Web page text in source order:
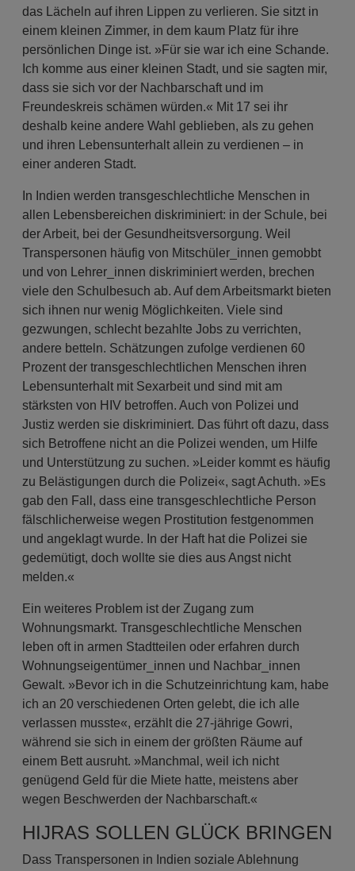
das Lächeln auf ihren Lippen zu verlieren. Sie sitzt in
einem kleinen Zimmer, in dem kaum Platz für ihre
persönlichen Dinge ist. »Für sie war ich eine Schande.
Ich komme aus einer kleinen Stadt, und sie sagten mir,
dass sie sich vor der Nachbarschaft und im
Freundeskreis schämen würden.« Mit 17 sei ihr
deshalb keine andere Wahl geblieben, als zu gehen
und ihren Lebensunterhalt allein zu verdienen – in
einer anderen Stadt.
In Indien werden transgeschlechtliche Menschen in
allen Lebensbereichen diskriminiert: in der Schule, bei
der Arbeit, bei der Gesundheitsversorgung. Weil
Transpersonen häufig von Mitschüler_innen gemobbt
und von Lehrer_innen diskriminiert werden, brechen
viele den Schulbesuch ab. Auf dem Arbeitsmarkt bieten
sich ihnen nur wenig Möglichkeiten. Viele sind
gezwungen, schlecht bezahlte Jobs zu verrichten,
andere betteln. Schätzungen zufolge verdienen 60
Prozent der transgeschlechtlichen Menschen ihren
Lebensunterhalt mit Sexarbeit und sind mit am
stärksten von HIV betroffen. Auch von Polizei und
Justiz werden sie diskriminiert. Das führt oft dazu, dass
sich Betroffene nicht an die Polizei wenden, um Hilfe
und Unterstützung zu suchen. »Leider kommt es häufig
zu Belästigungen durch die Polizei«, sagt Achuth. »Es
gab den Fall, dass eine transgeschlechtliche Person
fälschlicherweise wegen Prostitution festgenommen
und angeklagt wurde. In der Haft hat die Polizei sie
gedemütigt, doch wollte sie dies aus Angst nicht
melden.«
Ein weiteres Problem ist der Zugang zum
Wohnungsmarkt. Transgeschlechtliche Menschen
leben oft in armen Stadtteilen oder erfahren durch
Wohnungseigentümer_innen und Nachbar_innen
Gewalt. »Bevor ich in die Schutzeinrichtung kam, habe
ich an 20 verschiedenen Orten gelebt, die ich alle
verlassen musste«, erzählt die 27-jährige Gowri,
während sie sich in einem der größten Räume auf
einem Bett ausruht. »Manchmal, weil ich nicht
genügend Geld für die Miete hatte, meistens aber
wegen Beschwerden der Nachbarschaft.«
HIJRAS SOLLEN GLÜCK BRINGEN
Dass Transpersonen in Indien soziale Ablehnung